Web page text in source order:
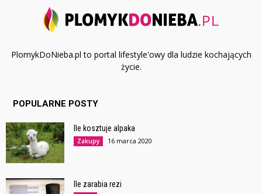
PlomykDoNieba.pl to portal lifestyle'owy dla ludzie kochających
życie.
POPULARNE POSTY
Ile kosztuje alpaka
Zakupy 16 marca 2020
Ile zarabia rezi